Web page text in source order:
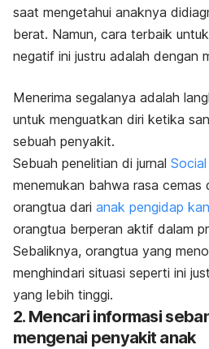
saat mengetahui anaknya
berat. Namun, cara terbaik
negatif ini justru adalah dengan
Menerima segalanya adalah
untuk menguatkan diri ketika
sebuah penyakit.
Sebuah penelitian di jurnal
menemukan bahwa rasa cemas
orangtua dari anak pengidap
orangtua berperan aktif dalam
Sebaliknya, orangtua yang
menghindari situasi seperti ini
yang lebih tinggi.
2. Mencari informasi
mengenai penyakit anak